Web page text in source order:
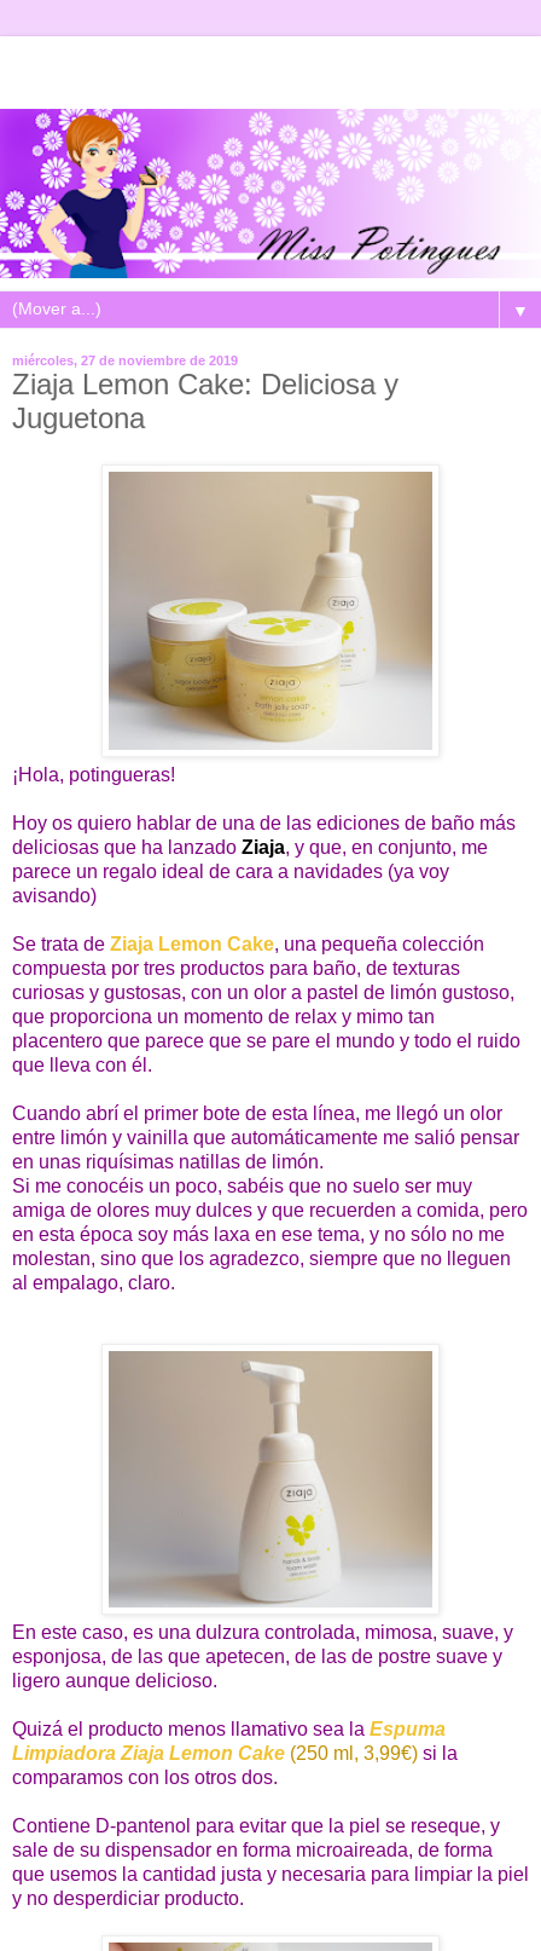
▼
miércoles, 27 de noviembre de 2019
Ziaja Lemon Cake: Deliciosa y
Juguetona
¡Hola, potingueras!
Hoy os quiero hablar de una de las ediciones de baño más
deliciosas que ha lanzado Ziaja, y que, en conjunto, me
parece un regalo ideal de cara a navidades (ya voy
avisando)
Se trata de Ziaja Lemon Cake, una pequeña colección
compuesta por tres productos para baño, de texturas
curiosas y gustosas, con un olor a pastel de limón gustoso,
que proporciona un momento de relax y mimo tan
placentero que parece que se pare el mundo y todo el ruido
que lleva con él.
Cuando abrí el primer bote de esta línea, me llegó un olor
entre limón y vainilla que automáticamente me salió pensar
en unas riquísimas natillas de limón.
Si me conocéis un poco, sabéis que no suelo ser muy
amiga de olores muy dulces y que recuerden a comida, pero
en esta época soy más laxa en ese tema, y no sólo no me
molestan, sino que los agradezco, siempre que no lleguen
al empalago, claro.
En este caso, es una dulzura controlada, mimosa, suave, y
esponjosa, de las que apetecen, de las de postre suave y
ligero aunque delicioso.
Quizá el producto menos llamativo sea la Espuma
Limpiadora Ziaja Lemon Cake (250 ml, 3,99€) si la
comparamos con los otros dos.
Contiene D-pantenol para evitar que la piel se reseque, y
sale de su dispensador en forma microaireada, de forma
que usemos la cantidad justa y necesaria para limpiar la piel
y no desperdiciar producto.